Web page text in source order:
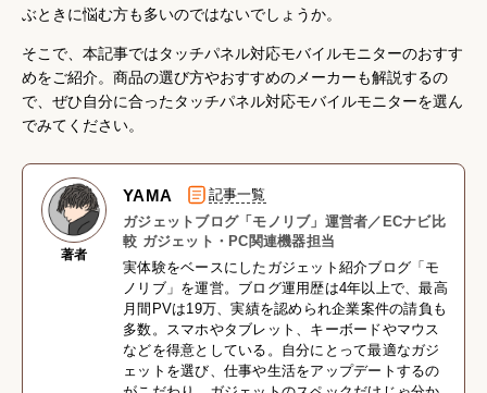
ぶときに悩む方も多いのではないでしょうか。
そこで、本記事ではタッチパネル対応モバイルモニターのおすす
めをご紹介。商品の選び方やおすすめのメーカーも解説するの
で、ぜひ自分に合ったタッチパネル対応モバイルモニターを選ん
でみてください。
著者
YAMA
記事一覧
ガジェットブログ「モノリブ」運営者／ECナビ比
較 ガジェット・PC関連機器担当
実体験をベースにしたガジェット紹介ブログ「モ
ノリブ」を運営。ブログ運用歴は4年以上で、最高
月間PVは19万、実績を認められ企業案件の請負も
多数。スマホやタブレット、キーボードやマウス
などを得意としている。自分にとって最適なガジ
ェットを選び、仕事や生活をアップデートするの